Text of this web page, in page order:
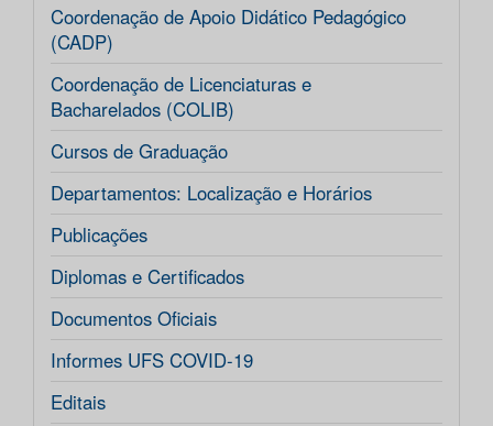
Coordenação de Apoio Didático Pedagógico
(CADP)
Coordenação de Licenciaturas e
Bacharelados (COLIB)
Cursos de Graduação
Departamentos: Localização e Horários
Publicações
Diplomas e Certificados
Documentos Oficiais
Informes UFS COVID-19
Editais